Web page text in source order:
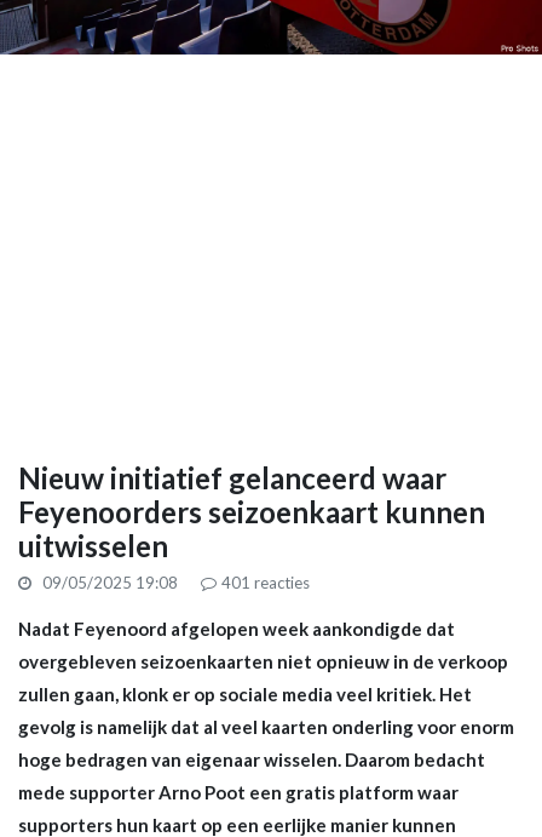
Nieuw initiatief gelanceerd waar
Feyenoorders seizoenkaart kunnen
uitwisselen
09/05/2025 19:08 401 reacties
Nadat Feyenoord afgelopen week aankondigde dat
overgebleven seizoenkaarten niet opnieuw in de verkoop
zullen gaan, klonk er op sociale media veel kritiek. Het
gevolg is namelijk dat al veel kaarten onderling voor enorm
hoge bedragen van eigenaar wisselen. Daarom bedacht
mede supporter Arno Poot een gratis platform waar
supporters hun kaart op een eerlijke manier kunnen